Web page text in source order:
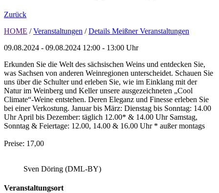
Zurück
HOME / Veranstaltungen / Details Meißner Veranstaltungen
09.08.2024 - 09.08.2024 12:00 - 13:00 Uhr
Erkunden Sie die Welt des sächsischen Weins und entdecken Sie,
was Sachsen von anderen Weinregionen unterscheidet. Schauen Sie
uns über die Schulter und erleben Sie, wie im Einklang mit der
Natur im Weinberg und Keller unsere ausgezeichneten „Cool
Climate“-Weine entstehen. Deren Eleganz und Finesse erleben Sie
bei einer Verkostung. Januar bis März: Dienstag bis Sonntag: 14.00
Uhr April bis Dezember: täglich 12.00* & 14.00 Uhr Samstag,
Sonntag & Feiertage: 12.00, 14.00 & 16.00 Uhr * außer montags
Preise: 17,00
Sven Döring (DML-BY)
Veranstaltungsort